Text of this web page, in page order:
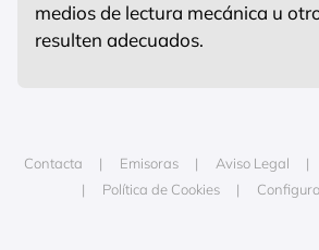
medios de lectura mecánica u
resulten adecuados.
Contacta Emisoras Aviso Legal
Política de Cookies